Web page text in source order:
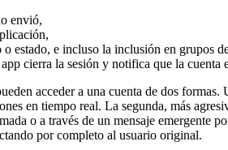
envió,
estado, e incluso la inclusión en grupos
cierra la sesión y notifica que la cuenta
acceder a una cuenta de dos
en tiempo real. La segunda, más
o a través de un mensaje
por completo al usuario original.